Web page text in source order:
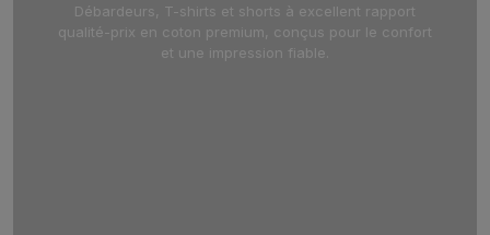
Débardeurs, T-shirts et shorts à excellent rapport
qualité-prix en coton premium, conçus pour le confort
et une impression fiable.